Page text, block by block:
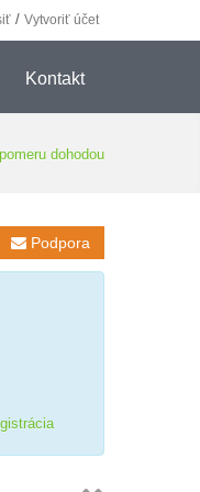
/ Vytvoriť účet
Kontakt
dohodou
 Podpora